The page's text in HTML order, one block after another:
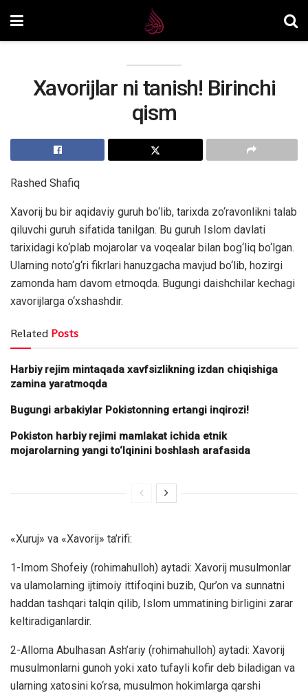
Xavorijlar ni tanish! Birinchi
qism
Rashed Shafiq
Xavorij bu bir aqidaviy guruh bo‘lib, tarixda zo‘ravonlikni talab
qiluvchi guruh sifatida tanilgan. Bu guruh Islom davlati
tarixidagi ko‘plab mojarolar va voqealar bilan bog‘liq bo‘lgan.
Ularning noto‘g‘ri fikrlari hanuzgacha mavjud bo‘lib, hozirgi
zamonda ham davom etmoqda. Bugungi daishchilar kechagi
xavorijlarga o‘xshashdir.
Related Posts
Harbiy rejim mintaqada xavfsizlikning izdan chiqishiga
zamina yaratmoqda
Bugungi arbakiylar Pokistonning ertangi inqirozi!
Pokiston harbiy rejimi mamlakat ichida etnik
mojarolarning yangi to‘lqinini boshlash arafasida
«Xuruj» va «Xavorij» ta’rifi:
1-Imom Shofeiy (rohimahulloh) aytadi: Xavorij musulmonlar
va ulamolarning ijtimoiy ittifoqini buzib, Qur’on va sunnatni
haddan tashqari talqin qilib, Islom ummatining birligini zarar
keltiradiganlardir.
2-Alloma Abulhasan Ash’ariy (rohimahulloh) aytadi: Xavorij
musulmonlarni gunoh yoki xato tufayli kofir deb biladigan va
ularning xatosini ko‘rsa, musulmon hokimlarga qarshi